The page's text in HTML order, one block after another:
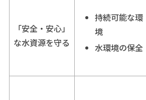
「安全・安心」
な水資源を守る
持続可能な環
境
水環境の保全